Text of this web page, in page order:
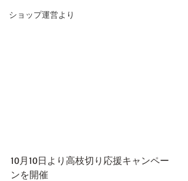
ショップ運営より
10月10日より高枝切り応援キャンペー
ンを開催